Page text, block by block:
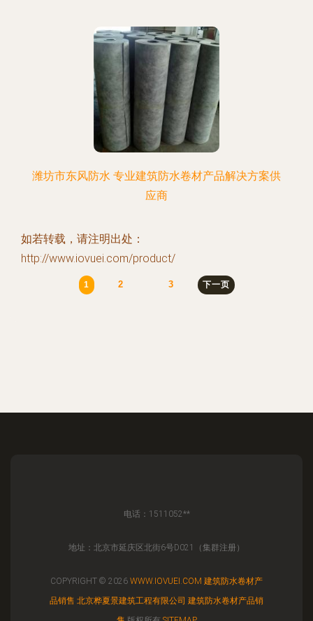
潍坊市东风防水 专业建筑防水卷材产品解决方案供
应商
如若转载，请注明出处：
http://www.iovuei.com/product/
1 2 3 下一页
电话：1511052**
地址：北京市延庆区北街6号D021（集群注册）
COPYRIGHT © 2026 WWW.IOVUEI.COM 建筑防水卷材产
品销售 北京桦夏景建筑工程有限公司 建筑防水卷材产品销